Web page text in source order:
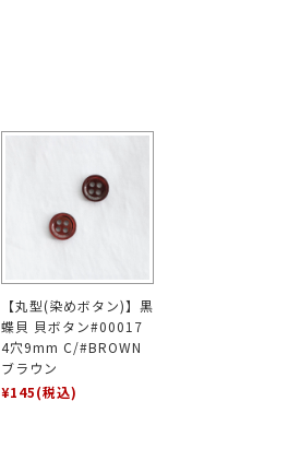
【丸型(染めボタン)】黒
蝶貝 貝ボタン#00017
4穴9mm C/#BROWN
ブラウン
¥145(税込)